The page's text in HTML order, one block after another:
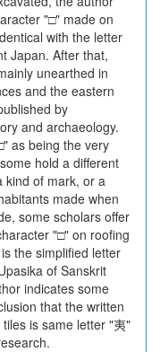
"□" made on
with the letter
Japan. After that,
unearthed in
and the eastern
by
and archaeology.
as being the very
hold a different
kind of mark, or a
made when
some scholars offer
"□" on roofing
the simplified letter
of Sanskrit
indicates some
that the written
is same letter "夷"